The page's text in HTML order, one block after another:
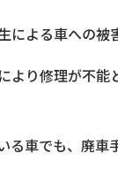
よる車への被
より修理が不
る車でも、廃